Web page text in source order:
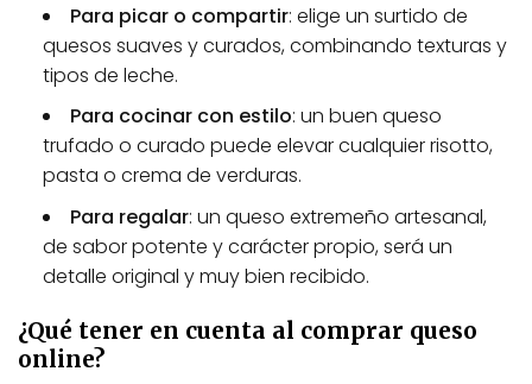
página
de
producto
Para picar o compartir: elige un surtido de
quesos suaves y curados, combinando texturas y
tipos de leche.
Para cocinar con estilo: un buen queso
trufado o curado puede elevar cualquier risotto,
pasta o crema de verduras.
Para regalar: un queso extremeño artesanal,
de sabor potente y carácter propio, será un
detalle original y muy bien recibido.
¿Qué tener en cuenta al comprar queso
online?